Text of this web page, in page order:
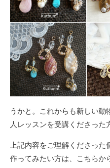
うかと。これからも新しい動
人レッスンを受講くださった
上記内容をご理解くださっ
作ってみたい方は、こちらか